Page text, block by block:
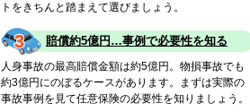
トをきちんと踏まえて選びましょう。
賠償約5億円…事例で必要性を知る
人身事故の最高賠償金額は約5億円。物損事故でも
約3億円にのぼるケースがあります。まずは実際の
事故事例を見て任意保険の必要性を知りましょう。